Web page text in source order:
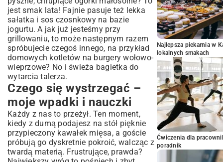
jest smak lata! Fajnie pasuje też lekka
sałatka i sos czosnkowy na bazie
jogurtu. A jak już jesteśmy przy
grillowaniu, to może następnym razem
spróbujecie czegoś innego, na przykład
domowych kotletów na burgery wołowo-
wieprzowe? No i świeża bagietka do
wytarcia talerza.
Czego się wystrzegać –
moje wpadki i nauczki
Każdy z nas to przeżył. Ten moment,
kiedy z dumą podajesz na stół pięknie
przypieczony kawałek mięsa, a goście
próbują go dyskretnie pokroić, walcząc z
twardą materią. Frustrujące, prawda?
Najlepsza piekarnia w
lokalnych smakach
Ćwiczenia dla
poradnik